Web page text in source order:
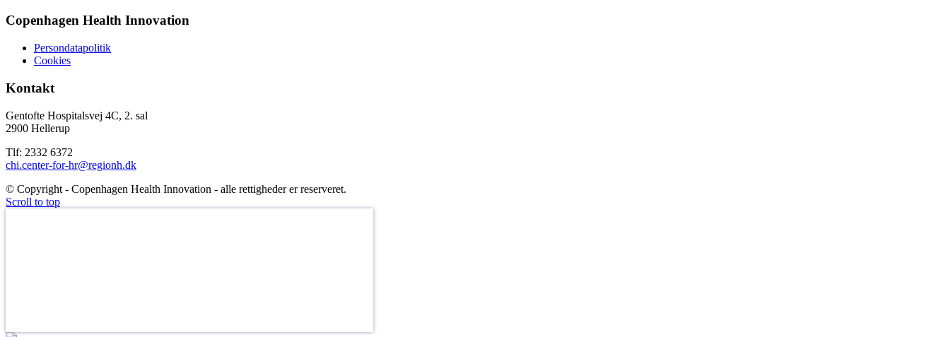
Copenhagen Health Innovation
Persondatapolitik
Cookies
Kontakt
Gentofte Hospitalsvej 4C, 2. sal
2900 Hellerup
Tlf: 2332 6372
chi.center-for-hr@regionh.dk
© Copyright - Copenhagen Health Innovation - alle rettigheder er reserveret.
Scroll to top